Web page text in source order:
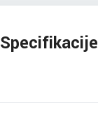
Specifikacije